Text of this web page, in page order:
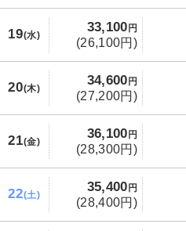
19(水)
33,100 円
(26,100円)
20(木)
34,600 円
(27,200円)
21(金)
36,100 円
(28,300円)
22(土)
35,400 円
(28,400円)